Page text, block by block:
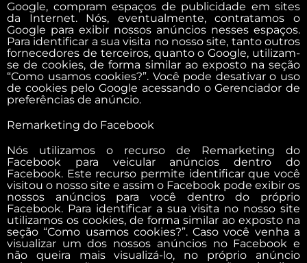
Google, compram espaços de publicidade em sites
da Internet. Nós, eventualmente, contratamos o
Google para exibir nossos anúncios nesses espaços.
Para identificar a sua visita no nosso site, tanto outros
fornecedores de terceiros, quanto o Google, utilizam-
se de cookies, de forma similar ao exposto na seção
“Como usamos cookies?”. Você pode desativar o uso
de cookies pelo Google acessando o Gerenciador de
preferências de anúncio.
Remarketing do Facebook
Nós utilizamos o recurso de Remarketing do
Facebook para veicular anúncios dentro do
Facebook. Este recurso permite identificar que você
visitou o nosso site e assim o Facebook pode exibir os
nossos anúncios para você dentro do próprio
Facebook. Para identificar a sua visita no nosso site
utilizamos os cookies, de forma similar ao exposto na
seção “Como usamos cookies?”. Caso você venha a
visualizar um dos nossos anúncios no Facebook e
não queira mais visualizá-lo, no próprio anúncio